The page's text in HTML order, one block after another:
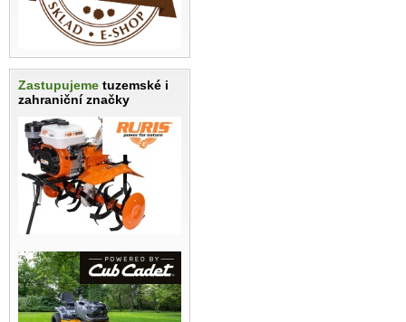
Zastupujeme tuzemské i
zahraniční značky